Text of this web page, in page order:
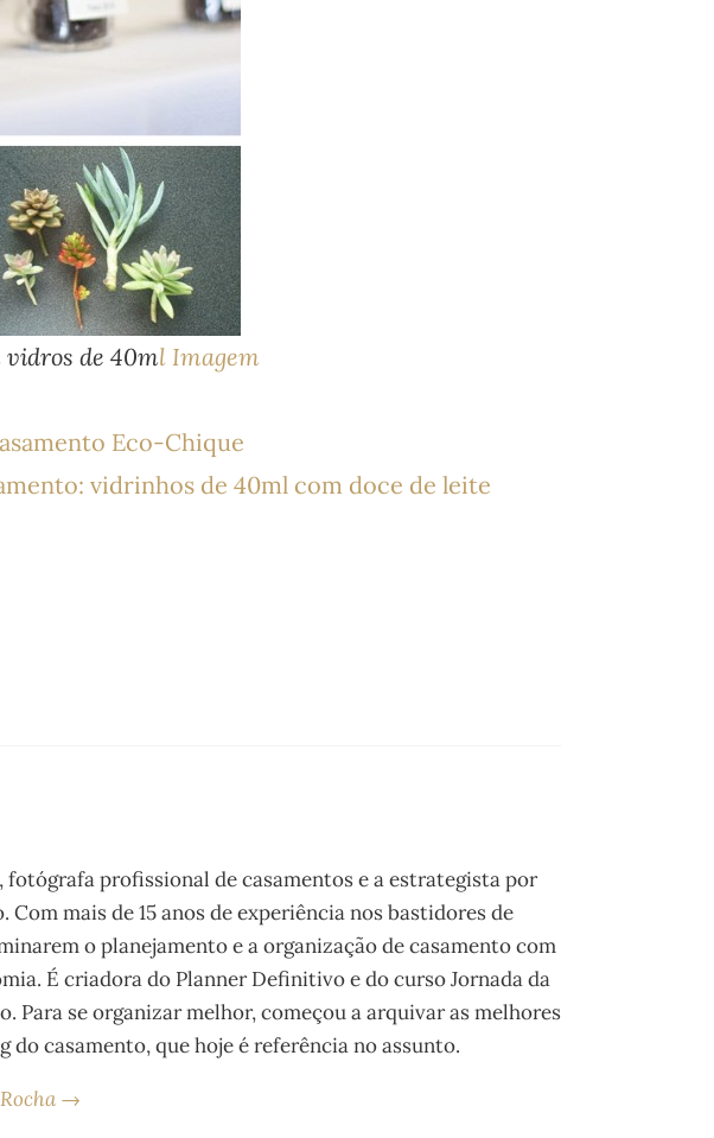
de 40ml Imagem
Eco-Chique
vidrinhos de 40ml com doce de leite
fotógrafa profissional de casamentos e a estrategista por
Com mais de 15 anos de experiência nos bastidores de
o planejamento e a organização de casamento com
É criadora do Planner Definitivo e do curso Jornada da
Para se organizar melhor, começou a arquivar as melhores
do casamento, que hoje é referência no assunto.
Rocha →